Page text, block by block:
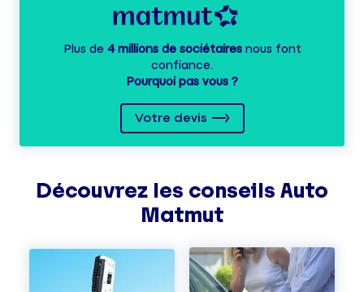
Plus de 4 millions de sociétairesnous font
confiance.
Pourquoi pas vous ?
Votre devis
Découvrez les conseils Auto
Matmut